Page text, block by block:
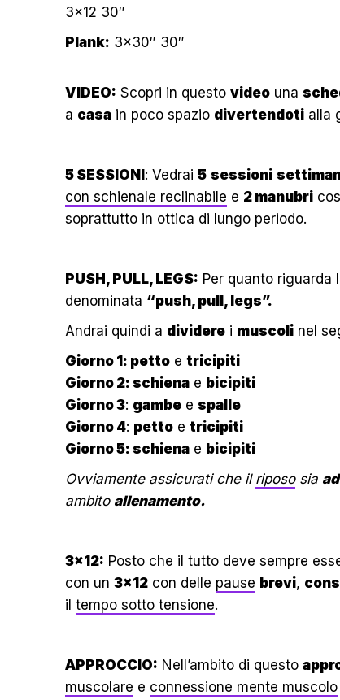
3×12 30″
Plank: 3×30″ 30″
VIDEO: Scopri in questo video una
a casa in poco spazio divertendoti alla
5 SESSIONI : Vedrai 5 sessioni
con schienale reclinabile e 2 manubri
soprattutto in ottica di lungo periodo.
PUSH, PULL, LEGS: Per quanto riguarda
denominata “push, pull, legs”.
Andrai quindi a dividere i muscoli nel
Giorno 1: petto e tricipiti
Giorno 2: schiena e bicipiti
Giorno 3: gambe e spalle
Giorno 4: petto e tricipiti
Giorno 5: schiena e bicipiti
Ovviamente assicurati che il ripososia
ambito allenamento.
3×12: Posto che il tutto deve sempre
con un 3×12 con delle pause brevi,
il tempo sotto tensione.
APPROCCIO: Nell’ambito di questo
muscolare e connessione mente muscolo